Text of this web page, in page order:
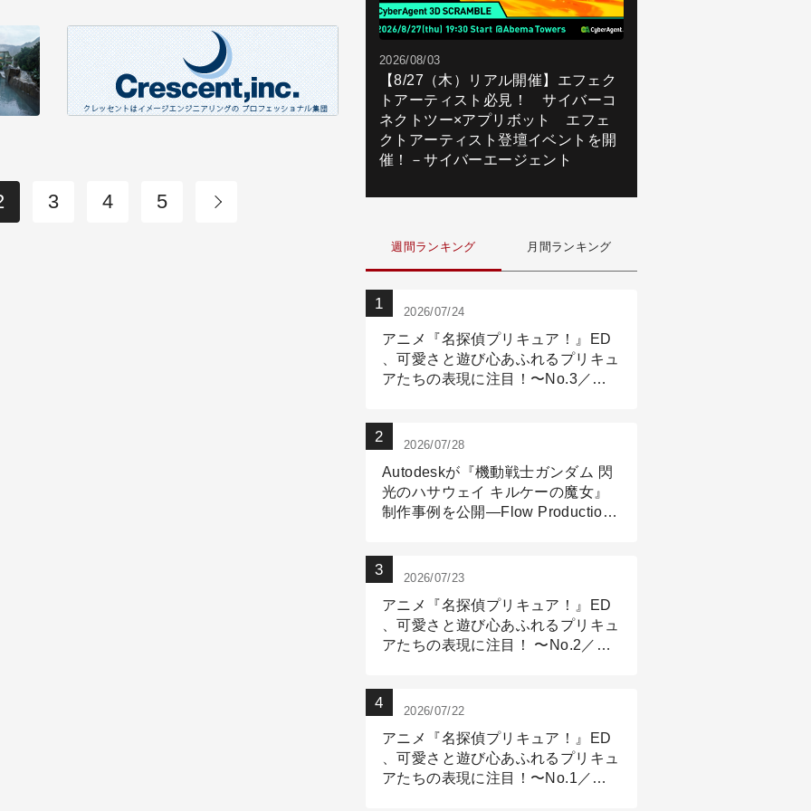
3 4 5
2026/08/03
【8/27（木）リアル開催】エフェク
トアーティスト必見！ サイバーコ
ネクトツー×アプリボット エフェ
クトアーティスト登壇イベントを開
催！－サイバーエージェント
週間ランキング 月間ランキング
2026/07/24
アニメ『名探偵プリキュア！』ED
、可愛さと遊び心あふれるプリキュ
アたちの表現に注目！〜No.3／ア
2026/07/28
Autodeskが『機動戦士ガンダム 閃
光のハサウェイ キルケーの魔女』
制作事例を公開―Flow Production
2026/07/23
アニメ『名探偵プリキュア！』ED
、可愛さと遊び心あふれるプリキュ
アたちの表現に注目！ 〜No.2／モ
2026/07/22
アニメ『名探偵プリキュア！』ED
、可愛さと遊び心あふれるプリキュ
アたちの表現に注目！〜No.1／演